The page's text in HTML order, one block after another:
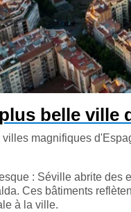
belle ville
villes magnifiques
: Séville abrite des
Ces bâtiments
à la ville.